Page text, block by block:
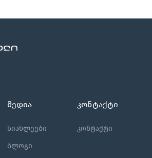
მედია
სიახლეები
ბლოგი
კონტაქტი
კონტაქტი